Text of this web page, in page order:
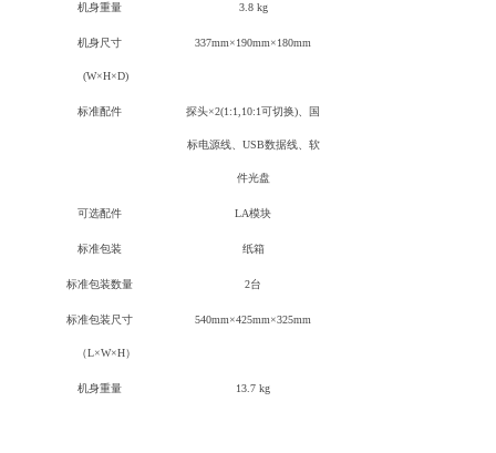
机身重量 3.8 kg
机身尺寸
(W×H×D)
337mm×190mm×180mm
标准配件 探头×2(1:1,10:1可切换)、国
标电源线、USB数据线、软
件光盘
可选配件 LA模块
标准包装 纸箱
标准包装数量 2台
标准包装尺寸
（L×W×H）
540mm×425mm×325mm
机身重量 13.7 kg